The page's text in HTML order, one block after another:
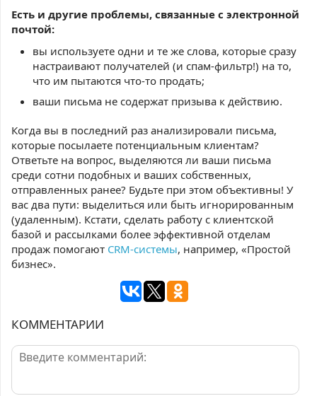
Есть и другие проблемы, связанные с электронной
почтой:
вы используете одни и те же слова, которые сразу
настраивают получателей (и спам-фильтр!) на то,
что им пытаются что-то продать;
ваши письма не содержат призыва к действию.
Когда вы в последний раз анализировали письма,
которые посылаете потенциальным клиентам?
Ответьте на вопрос, выделяются ли ваши письма
среди сотни подобных и ваших собственных,
отправленных ранее? Будьте при этом объективны! У
вас два пути: выделиться или быть игнорированным
(удаленным). Кстати, сделать работу с клиентской
базой и рассылками более эффективной отделам
продаж помогают CRM-системы, например, «Простой
бизнес».
КОММЕНТАРИИ